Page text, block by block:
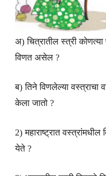
अ) चित्रातील स्त्री कोणत्या
विणत असेल ?
ब) तिने विणलेल्या वस्त्राचा
केला जातो ?
2) महाराष्ट्रात
येते ?